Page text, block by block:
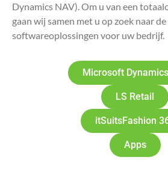
Dynamics NAV). Om u van een
gaan wij samen met u op zoek naar
softwareoplossingen voor uw bedrijf.
Microsoft
LS Retail
itSuitsFashion
Apps